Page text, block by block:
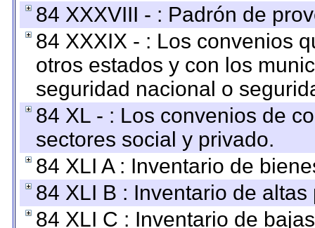
84 XXXVIII - : Padrón de
84 XXXIX - : Los convenios
otros estados y con los
seguridad nacional o
84 XL - : Los convenios de
sectores social y privado.
84 XLI A : Inventario de
84 XLI B : Inventario de
84 XLI C : Inventario de